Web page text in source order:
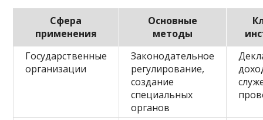
Сфера
применения
Основные
методы
Государственные
организации
Законодательное
регулирование,
создание
специальных
органов